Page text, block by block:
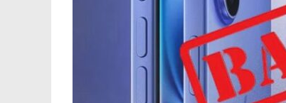
gia tăng nguy cơ đột quỵ